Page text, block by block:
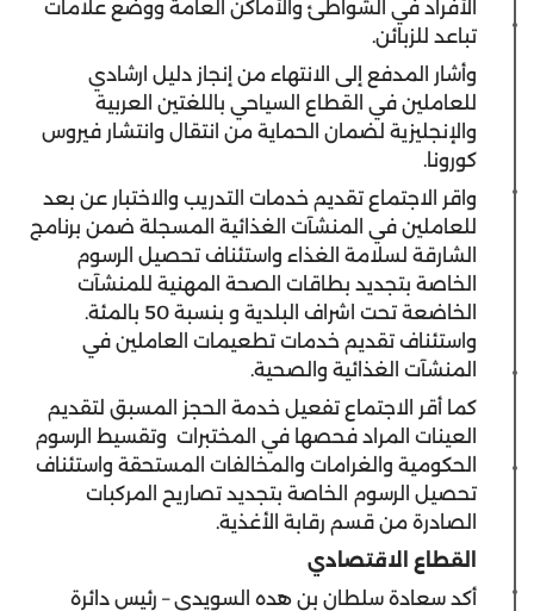
الأفراد في الشواطئ والأماكن العامة ووضع علامات
تباعد للزبائن.
وأشار المدفع إلى الانتهاء من إنجاز دليل ارشادي
للعاملين في القطاع السياحي باللغتين العربية
والإنجليزية لضمان الحماية من انتقال وانتشار فيروس
كورونا.
واقر الاجتماع تقديم خدمات التدريب والاختبار عن بعد
للعاملين في المنشآت الغذائية المسجلة ضمن برنامج
الشارقة لسلامة الغذاء واستئناف تحصيل الرسوم
الخاصة بتجديد بطاقات الصحة المهنية للمنشآت
الخاضعة تحت اشراف البلدية و بنسبة 50 بالمئة.
واستئناف تقديم خدمات تطعيمات العاملين في
المنشآت الغذائية والصحية.
كما أقر الاجتماع تفعيل خدمة الحجز المسبق لتقديم
العينات المراد فحصها في المختبرات وتقسيط الرسوم
الحكومية والغرامات والمخالفات المستحقة واستئناف
تحصيل الرسوم الخاصة بتجديد تصاريح المركبات
الصادرة من قسم رقابة الأغذية.
القطاع الاقتصادي
أكد سعادة سلطان بن هده السويدي – رئيس دائرة